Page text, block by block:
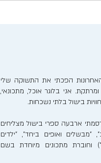
האחרונות הפכתי את התשוקה שלי
אני בלוגר אוכל, מתכונאי,
בישול בלתי נשכחות.
ארבעה ספרי בישול מצליחים
"מבשלים ואופים ביחד", "ילדים
וחוברת מתכונים מיוחדת בשם